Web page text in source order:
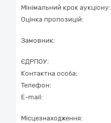
Мінімальний крок аукціону:
Оцінка пропозицій:
Замовник:
ЄДРПОУ:
Контактна особа:
Телефон:
E-mail:
Місцезнаходження: